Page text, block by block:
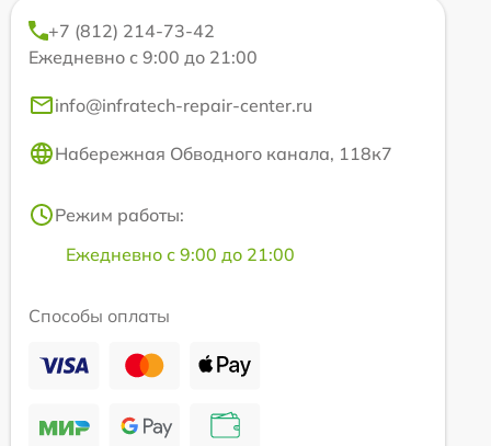
+7 (812) 214-73-42
Ежедневно с 9:00 до 21:00
info@infratech-repair-center.ru
Набережная Обводного канала, 118к7
Режим работы:
Ежедневно с 9:00 до 21:00
Способы оплаты